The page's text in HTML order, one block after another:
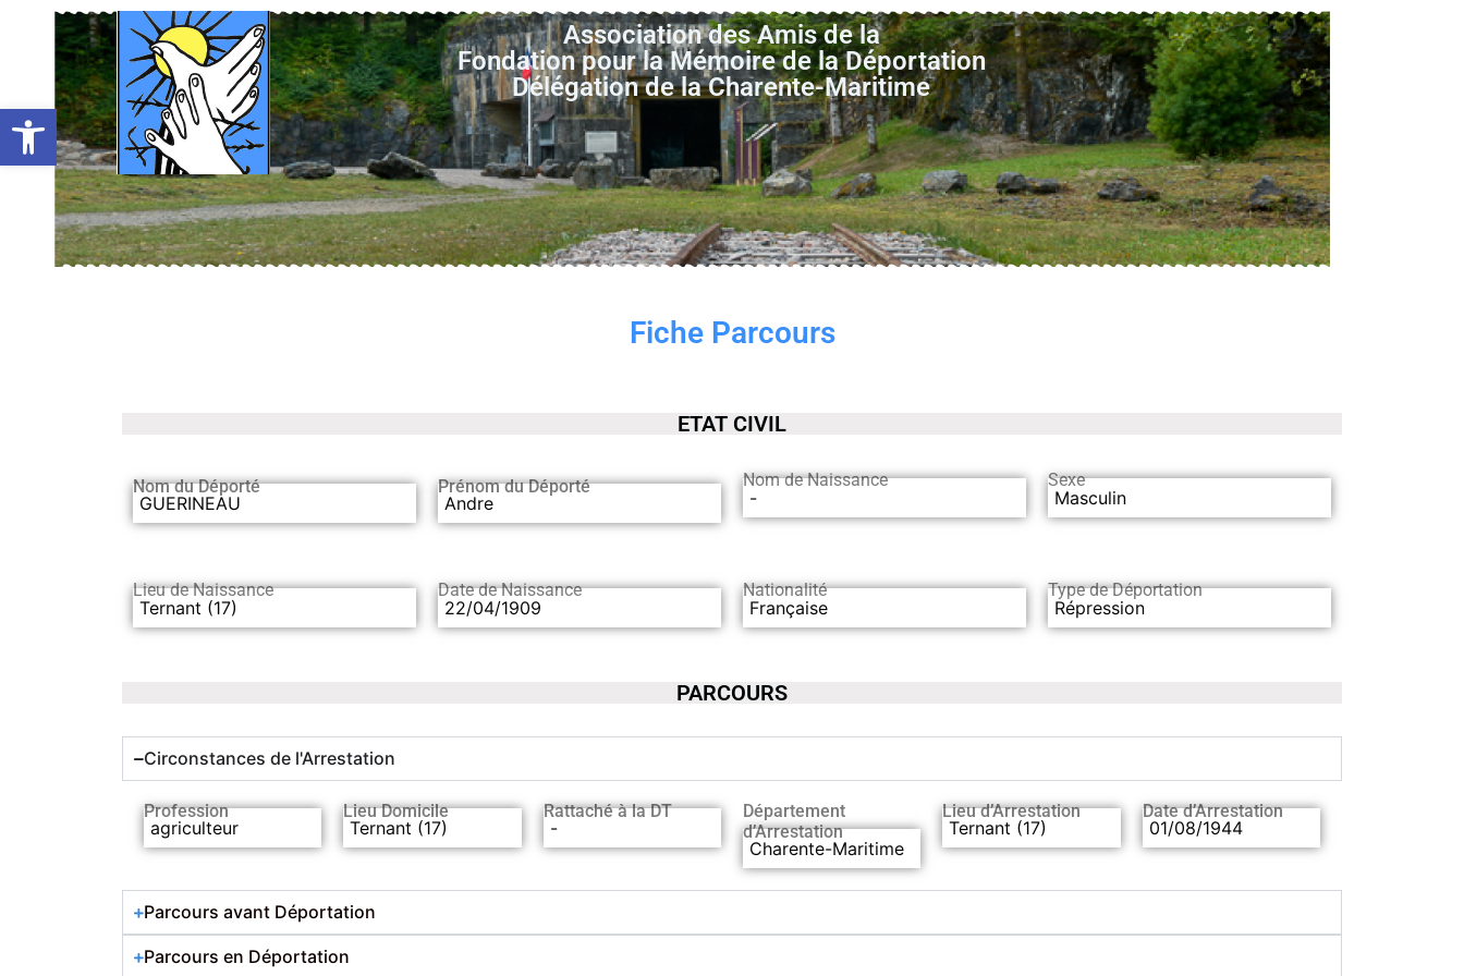
Ouvrir la barre d’outils
Association des Amis de la
Fondation pour la Mémoire de la Déportation
Délégation de la Charente-Maritime
Fiche Parcours
ETAT CIVIL
Nom du Déporté
GUERINEAU
Prénom du Déporté
Andre
Nom de Naissance
-
Sexe
Masculin
Lieu de Naissance
Ternant (17)
Date de Naissance
22/04/1909
Nationalité
Française
Type de Déportation
Répression
PARCOURS
Circonstances de l'Arrestation
Profession
agriculteur
Lieu Domicile
Ternant (17)
Rattaché à la DT
-
Département
d’Arrestation
Charente-Maritime
Lieu d’Arrestation
Ternant (17)
Date d’Arrestation
01/08/1944
Parcours avant Déportation
Parcours en Déportation